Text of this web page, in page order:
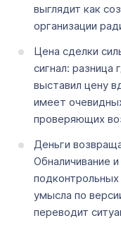
выглядит как
организации
Цена сделки
сигнал:
выставил цену
имеет
проверяющих
Деньги
Обналичивание
умысла по
переводит